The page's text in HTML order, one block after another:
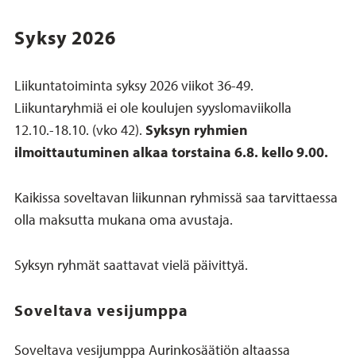
Syksy 2026
Liikuntatoiminta syksy 2026 viikot 36-49.
Liikuntaryhmiä ei ole koulujen syyslomaviikolla
12.10.-18.10. (vko 42). Syksyn ryhmien
ilmoittautuminen alkaa torstaina 6.8. kello 9.00.
Kaikissa soveltavan liikunnan ryhmissä saa tarvittaessa
olla maksutta mukana oma avustaja.
Syksyn ryhmät saattavat vielä päivittyä.
Soveltava vesijumppa
Soveltava vesijumppa Aurinkosäätiön altaassa